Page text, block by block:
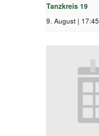
Tanzkreis 19
9. August | 17:45